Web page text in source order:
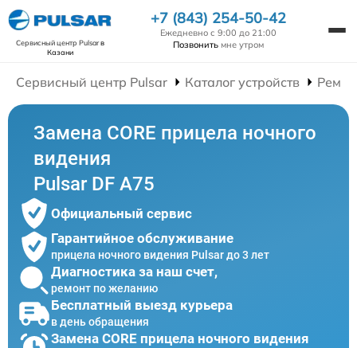
Сервисный центр Pulsarв
Казани
+7 (843) 254-50-42
Ежедневно с 9:00 до 21:00
Позвонить мне утром
Сервисный центр Pulsar Каталог устройств
Замена CORE прицела ночного
видения
Pulsar DF A75
Официальный сервис
Гарантийное обслуживание
прицела ночного видения Pulsar до 3 лет
Диагностика за наш счет,
ремонт по желанию
Бесплатный выезд курьера
в день обращения
Замена CORE прицела ночного видения